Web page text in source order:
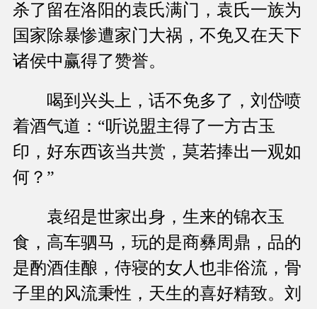
杀了留在洛阳的袁氏满门，袁氏一族为
国家除暴惨遭家门大祸，不免又在天下
诸侯中赢得了赞誉。
喝到兴头上，话不免多了，刘岱喷
着酒气道：“听说盟主得了一方古玉
印，好东西该当共赏，莫若捧出一观如
何？”
袁绍是世家出身，生来的锦衣玉
食，高车驷马，玩的是商彝周鼎，品的
是酌酒佳酿，侍寝的女人也非俗流，骨
子里的风流秉性，天生的喜好精致。刘